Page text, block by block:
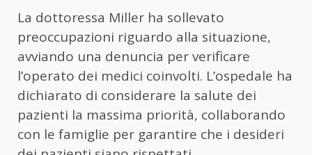
La dottoressa Miller ha sollevato
preoccupazioni riguardo alla situazione,
avviando una denuncia per verificare
l’operato dei medici coinvolti. L’ospedale ha
dichiarato di considerare la salute dei
pazienti la massima priorità, collaborando
con le famiglie per garantire che i desideri